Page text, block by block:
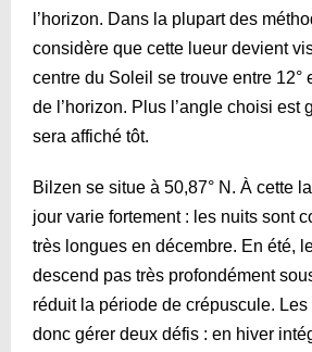
l’horizon. Dans la plupart des
considère que cette lueur devient
centre du Soleil se trouve entre 12°
de l’horizon. Plus l’angle choisi est
sera affiché tôt.
Bilzen se situe à 50,87° N. À cette
jour varie fortement : les nuits sont
très longues en décembre. En été,
descend pas très profondément
réduit la période de crépuscule.
donc gérer deux défis : en hiver